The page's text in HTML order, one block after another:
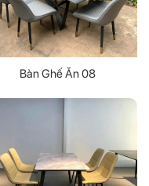
Bàn Ghế Ăn 08